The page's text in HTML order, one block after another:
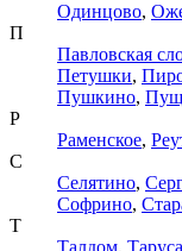
Одинцово,
П
Павловская
Петушки,
Пушкино,
Р
Раменское,
С
Селятино,
Софрино,
Т
Талдом, Таруса